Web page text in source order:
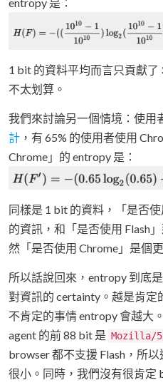
entropy 是：
1 bit 的資料平均而言只貢獻
不太划算。
我們來討論另一個情境：使用
計 ，有 65% 的使用者使用
Chrome」的 entropy 是：
同樣是 1 bit 的資料，「是否
的資訊，和「是否使用 Flash
然「是否使用 Chrome」是個
所以話說回來，entropy 到底
對資訊的 certainty。越是肯定
不肯定的事情 entropy 會越大
agent 的前 88 bit 是 Mozilla/
browser 都不支援 Flash，所
很小。同時，我們沒有很肯定